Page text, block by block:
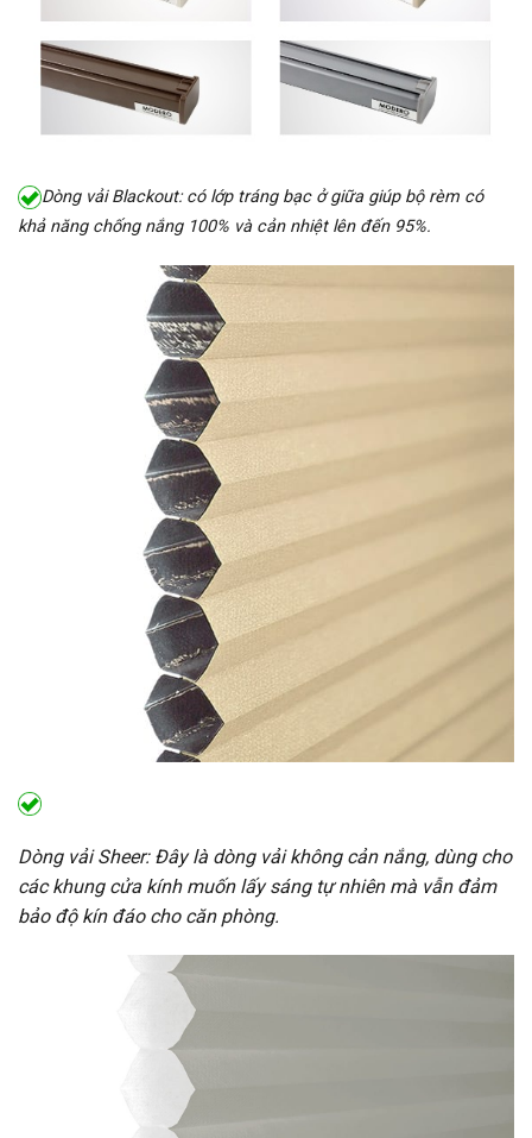
Dòng vải Blackout: có lớp tráng bạc ở giữa giúp bộ rèm có
khả năng chống nắng 100% và cản nhiệt lên đến 95%.
Dòng vải Sheer: Đây là dòng vải không cản nắng, dùng cho
các khung cửa kính muốn lấy sáng tự nhiên mà vẫn đảm
bảo độ kín đáo cho căn phòng.